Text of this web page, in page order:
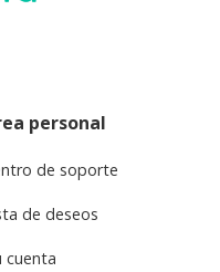
personal
de soporte
de deseos
cuenta